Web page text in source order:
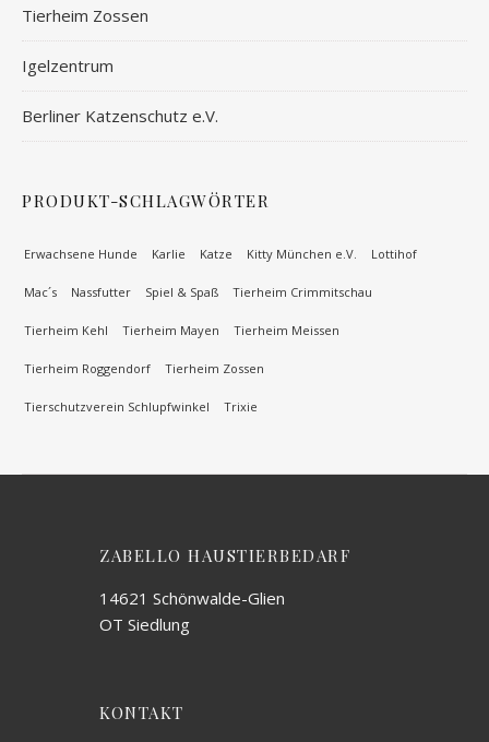
Tierheim Zossen
Igelzentrum
Berliner Katzenschutz e.V.
PRODUKT-SCHLAGWÖRTER
Erwachsene Hunde Karlie Katze Kitty München e.V. Lottihof
Mac´s Nassfutter Spiel & Spaß Tierheim Crimmitschau
Tierheim Kehl Tierheim Mayen Tierheim Meissen
Tierheim Roggendorf Tierheim Zossen
Tierschutzverein Schlupfwinkel Trixie
ZABELLO HAUSTIERBEDARF
14621 Schönwalde-Glien
OT Siedlung
KONTAKT